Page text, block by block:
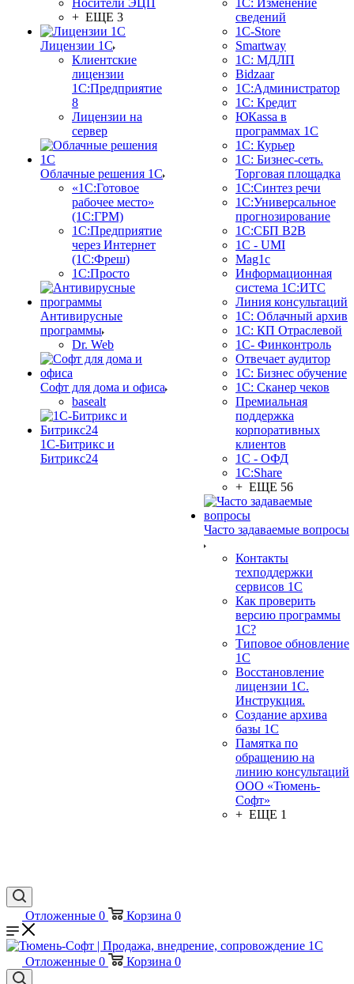
Носители ЭЦП
+ ЕЩЕ 3
Лицензии 1С
Клиентские
лицензии
1С:Предприятие
8
Лицензии на
сервер
Облачные решения 1С
«1C:Готовое
рабочее место»
(1С:ГРМ)
1С:Предприятие
через Интернет
(1С:Фреш)
1С:Просто
Антивирусные
программы
Dr. Web
Софт для дома и офиса
basealt
1С-Битрикс и
Битрикс24
1С: Изменение
сведений
1C-Store
Smartway
1С: МДЛП
Bidzaar
1С:Администратор
1С: Кредит
ЮКаssа в
программах 1С
1С: Курьер
1С: Бизнес-сеть.
Торговая площадка
1С:Синтез речи
1С:Универсальное
прогнозирование
1С:СБП B2B
1C - UMI
Mag1c
Информационная
система 1С:ИТС
Линия консультаций
1С: Облачный архив
1С: КП Отраслевой
1С- Финконтроль
Отвечает аудитор
1С: Бизнес обучение
1С: Сканер чеков
Премиальная
поддержка
корпоративных
клиентов
1С - ОФД
1С:Share
+ ЕЩЕ 56
Часто задаваемые вопросы
Контакты
техподдержки
сервисов 1С
Как проверить
версию программы
1С?
Типовое обновление
1С
Восстановление
лицензии 1С.
Инструкция.
Создание архива
базы 1С
Памятка по
обращению на
линию консультаций
ООО «Тюмень-
Софт»
+ ЕЩЕ 1
Отложенные 0 Корзина 0
Отложенные 0 Корзина 0